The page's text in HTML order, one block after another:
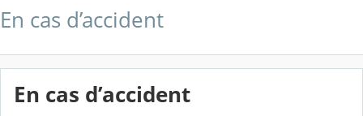
En cas d’accident
En cas d’accident